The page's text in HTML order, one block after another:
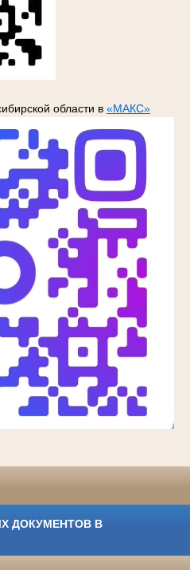
области в «МАКС»
ДОКУМЕНТОВ В